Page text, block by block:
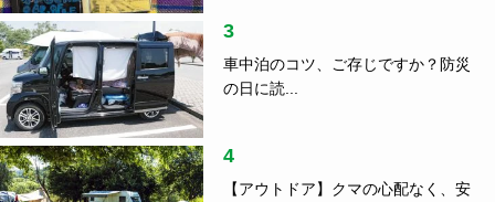
3
車中泊のコツ、ご存じですか？防災
の日に読...
4
【アウトドア】クマの心配なく、安